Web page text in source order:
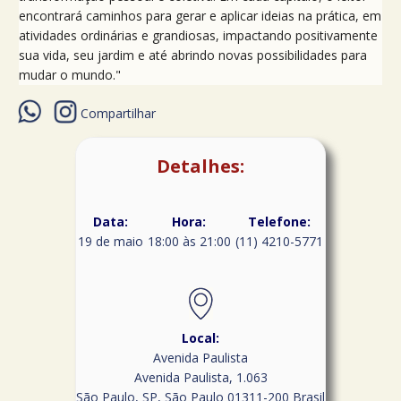
encontrará caminhos para gerar e aplicar ideias na prática, em
atividades ordinárias e grandiosas, impactando positivamente
sua vida, seu jardim e até abrindo novas possibilidades para
mudar o mundo."
Compartilhar
Detalhes:
Data:
19 de maio
Hora:
18:00 às 21:00
Telefone:
(11) 4210-5771
Local:
Avenida Paulista
Avenida Paulista, 1.063
São Paulo, SP, São Paulo 01311-200 Brasil